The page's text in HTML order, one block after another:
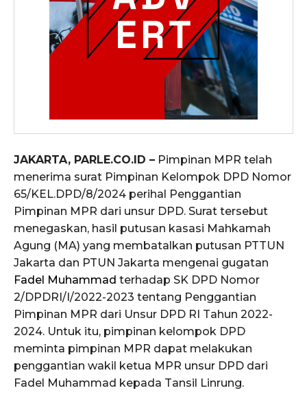
JAKARTA, PARLE.CO.ID – Pimpinan MPR telah
menerima surat Pimpinan Kelompok DPD Nomor
65/KEL.DPD/8/2024 perihal Penggantian
Pimpinan MPR dari unsur DPD. Surat tersebut
menegaskan, hasil putusan kasasi Mahkamah
Agung (MA) yang membatalkan putusan PTTUN
Jakarta dan PTUN Jakarta mengenai gugatan
Fadel Muhammad terhadap SK DPD Nomor
2/DPDRI/I/2022-2023 tentang Penggantian
Pimpinan MPR dari Unsur DPD RI Tahun 2022-
2024. Untuk itu, pimpinan kelompok DPD
meminta pimpinan MPR dapat melakukan
penggantian wakil ketua MPR unsur DPD dari
Fadel Muhammad kepada Tansil Linrung.